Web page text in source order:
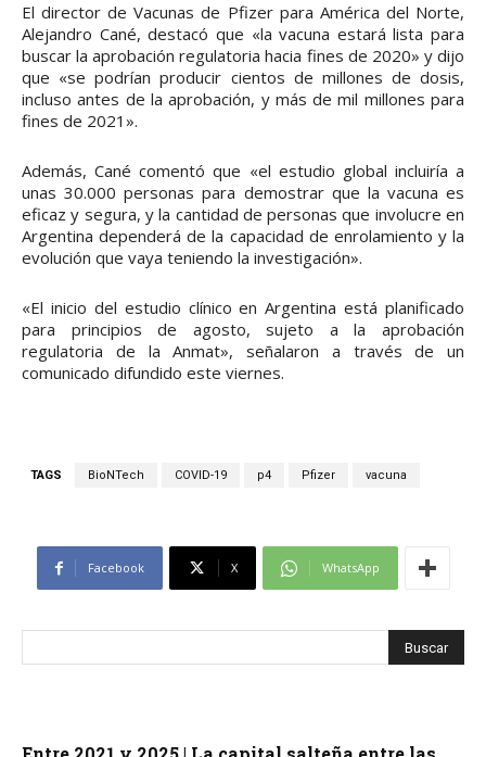
El director de Vacunas de Pfizer para América del Norte,
Alejandro Cané, destacó que «la vacuna estará lista para
buscar la aprobación regulatoria hacia fines de 2020» y dijo
que «se podrían producir cientos de millones de dosis,
incluso antes de la aprobación, y más de mil millones para
fines de 2021».
Además, Cané comentó que «el estudio global incluiría a
unas 30.000 personas para demostrar que la vacuna es
eficaz y segura, y la cantidad de personas que involucre en
Argentina dependerá de la capacidad de enrolamiento y la
evolución que vaya teniendo la investigación».
«El inicio del estudio clínico en Argentina está planificado
para principios de agosto, sujeto a la aprobación
regulatoria de la Anmat», señalaron a través de un
comunicado difundido este viernes.
TAGS BioNTech COVID-19 p4 Pfizer vacuna
Facebook X WhatsApp